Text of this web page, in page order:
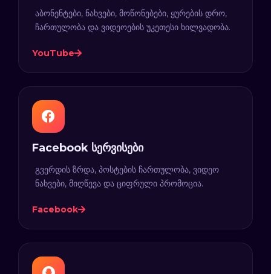
აბონენტები, ნახვები, მოწონებები, ყურების დრო,
ჩართულობა და ვიდეოების უკეთესი ხილვადობა.
YouTube
Facebook სერვისები
გვერდის ზრდა, პოსტების ჩართულობა, ვიდეო
ნახვები, მიღწევა და ციფრული პრომოცია.
Facebook